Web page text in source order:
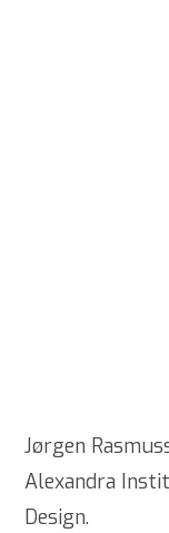
Jørgen
Alexandra
Design.